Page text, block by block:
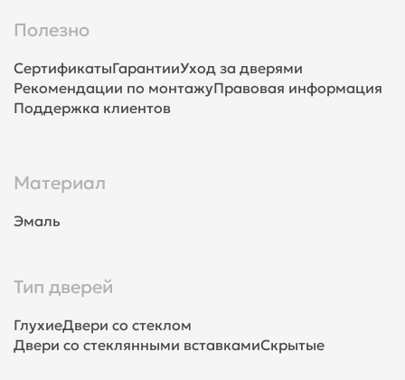
Полезно
СертификатыГарантииУход за дверями
Рекомендации по монтажуПравовая информация
Поддержка клиентов
Материал
Эмаль
Тип дверей
ГлухиеДвери со стеклом
Двери со стеклянными вставкамиСкрытые